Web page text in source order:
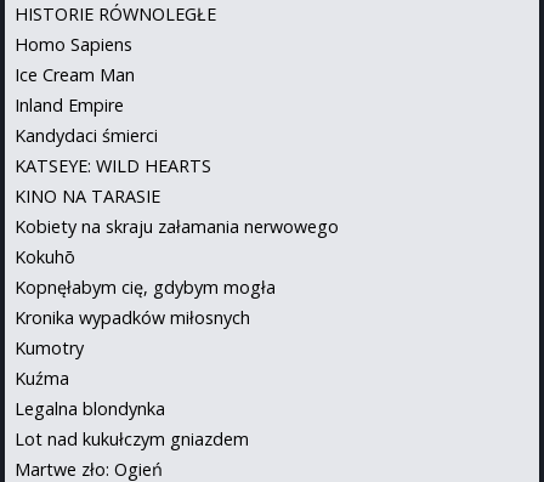
HISTORIE RÓWNOLEGŁE
Homo Sapiens
Ice Cream Man
Inland Empire
Kandydaci śmierci
KATSEYE: WILD HEARTS
KINO NA TARASIE
Kobiety na skraju załamania nerwowego
Kokuhō
Kopnęłabym cię, gdybym mogła
Kronika wypadków miłosnych
Kumotry
Kuźma
Legalna blondynka
Lot nad kukułczym gniazdem
Martwe zło: Ogień